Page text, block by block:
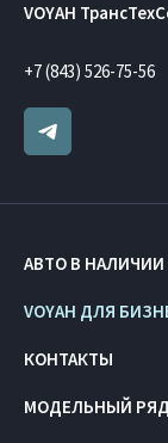
VOYAH
+7 (843) 526-75-56
АВТО В НАЛИЧИИ
VOYAH ДЛЯ
КОНТАКТЫ
МОДЕЛЬНЫЙ РЯД